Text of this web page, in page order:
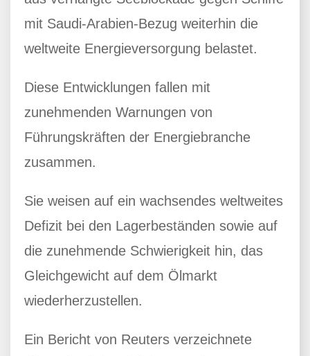
mit Saudi-Arabien-Bezug weiterhin die
weltweite Energieversorgung belastet.
Diese Entwicklungen fallen mit
zunehmenden Warnungen von
Führungskräften der Energiebranche
zusammen.
Sie weisen auf ein wachsendes weltweites
Defizit bei den Lagerbeständen sowie auf
die zunehmende Schwierigkeit hin, das
Gleichgewicht auf dem Ölmarkt
wiederherzustellen.
Ein Bericht von Reuters verzeichnete